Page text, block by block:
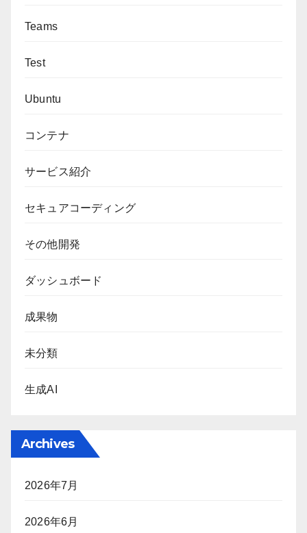
Teams
Test
Ubuntu
コンテナ
サービス紹介
セキュアコーディング
その他開発
ダッシュボード
成果物
未分類
生成AI
Archives
2026年7月
2026年6月